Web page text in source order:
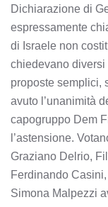
Dichiarazione di
espressamente
di Israele non
chiedevano diversi
proposte semplici,
avuto l’unanimità
capogruppo Dem
l’astensione.
Graziano Delrio,
Ferdinando
Simona Malpezzi